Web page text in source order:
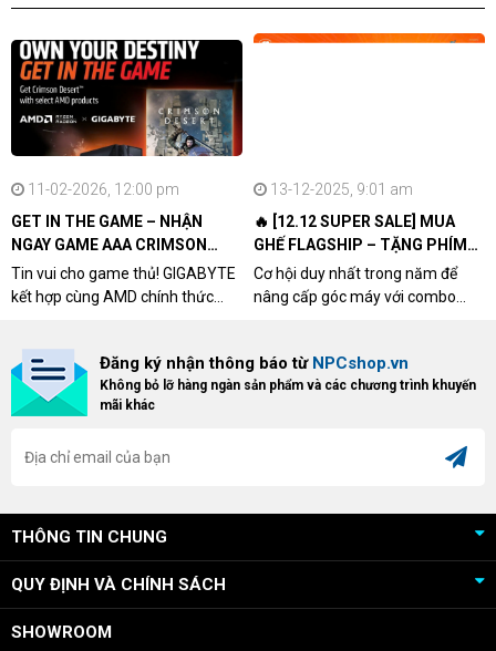
11-02-2026, 12:00 pm
GET IN THE GAME – NHẬN
NGAY GAME AAA CRIMSON
DESERT CÙNG GIGABYTE &
AMD
Tin vui cho game thủ! GIGABYTE
kết hợp cùng AMD chính thức
khách hàng sở hữu VGA Radeon
RX 9070 / RX 9070 XT.
13-12-2025, 9:01 am
🔥 [12.12 SUPER SALE] MUA
GHẾ FLAGSHIP – TẶNG PHÍM
CƠ XỊN
Cơ hội duy nhất trong năm để
nâng cấp góc máy với combo
dòng ghế Gaming cao cấp nhất,
bạn sẽ nhận ngay quà tặng trị giá
Đăng ký nhận thông báo từ NPCshop.vn
Không bỏ lỡ hàng ngàn sản phẩm và các chương trình khuyến
mãi khác
THÔNG TIN CHUNG
QUY ĐỊNH VÀ CHÍNH SÁCH
SHOWROOM